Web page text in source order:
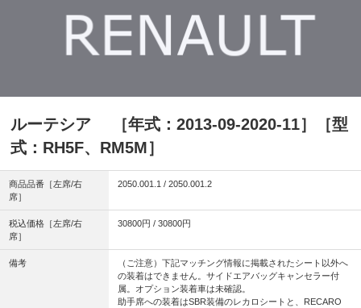
ルーテシア ［年式：2013-09-2020-11］［型
式：RH5F、RM5M］
商品品番［左席/右
席］
2050.001.1 / 2050.001.2
税込価格［左席/右
席］
30800円 / 30800円
備考
（ご注意）下記マッチング情報に掲載されたシート以外へ
の装着はできません。サイドエアバッグキャンセラー付
属。オプション装着車は未確認。
助手席への装着はSBR装備のレカロシートと、RECARO